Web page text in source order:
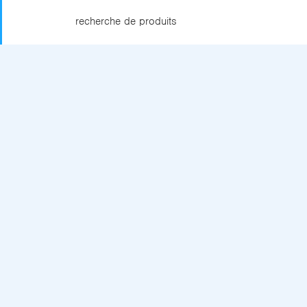
recherche de produits